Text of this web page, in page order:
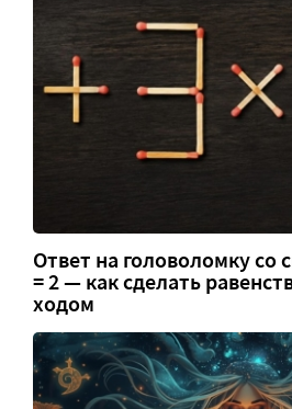
Ответ на головоломку со
= 2 — как сделать
ходом